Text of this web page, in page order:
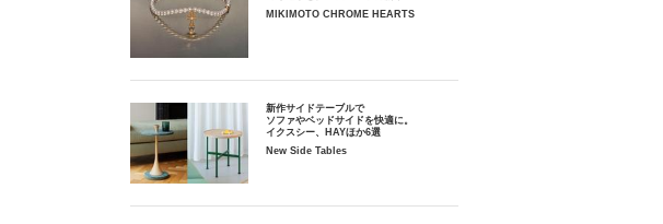
MIKIMOTO CHROME HEARTS
新作サイドテーブルで
ソファやベッドサイドを快適に。
イクスシー、HAYほか6選
New Side Tables